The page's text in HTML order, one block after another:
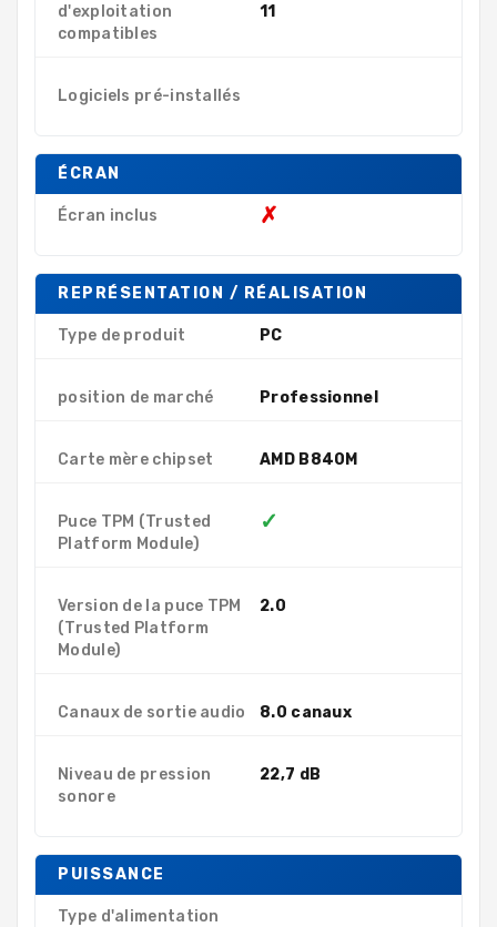
d'exploitation
compatibles
11
Logiciels pré-installés
ÉCRAN
Écran inclus ✗
REPRÉSENTATION / RÉALISATION
Type de produit PC
position de marché Professionnel
Carte mère chipset AMD B840M
Puce TPM (Trusted
Platform Module)
✓
Version de la puce TPM
(Trusted Platform
Module)
2.0
Canaux de sortie audio 8.0 canaux
Niveau de pression
sonore
22,7 dB
PUISSANCE
Type d'alimentation